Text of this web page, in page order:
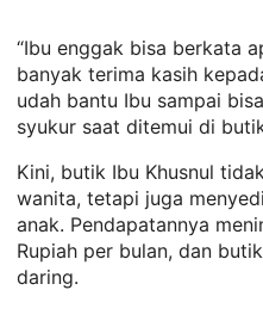
“Ibu enggak bisa berkata
banyak terima kasih
udah bantu Ibu sampai
syukur saat ditemui di
Kini, butik Ibu Khusnul
wanita, tetapi juga
anak. Pendapatannya
Rupiah per bulan, dan
daring.